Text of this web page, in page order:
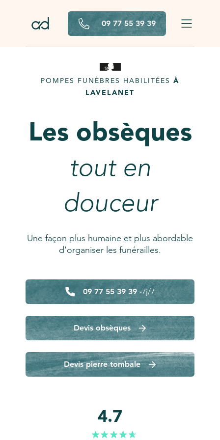
09 77 55 39 39
POMPES FUNÈBRES HABILITÉES À
LAVELANET
Les obsèques
tout en
douceur
Une façon plus humaine et plus abordable
d'organiser les funérailles.
09 77 55 39 39 -7j/7
Devis obsèques
Devis pierre tombale
4.7